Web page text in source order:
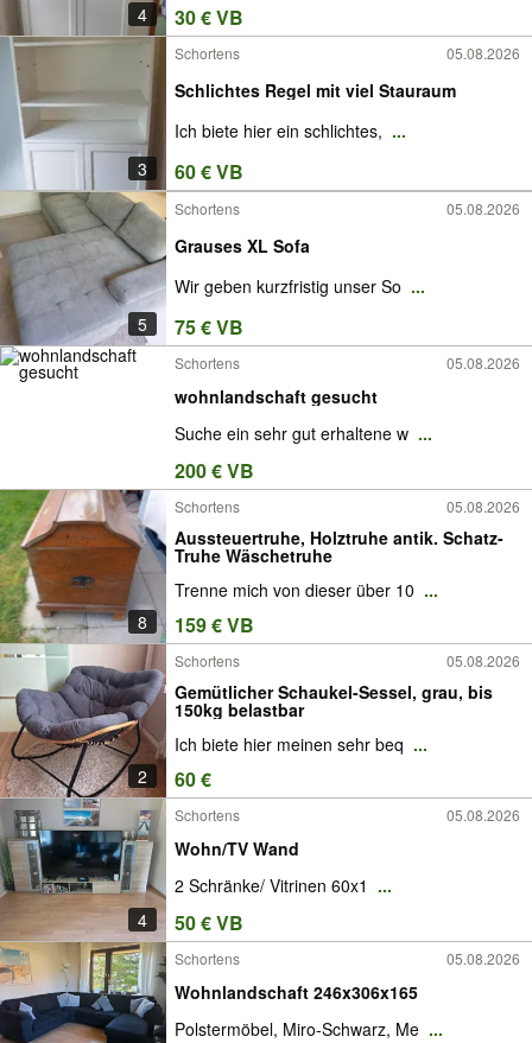
4 30 € VB
3
Schortens 05.08.2026
Schlichtes Regel mit viel Stauraum
Ich biete hier ein schlichtes, ...
60 € VB
5
Schortens 05.08.2026
Grauses XL Sofa
Wir geben kurzfristig unser So ...
75 € VB
Schortens 05.08.2026
wohnlandschaft gesucht
Suche ein sehr gut erhaltene w ...
200 € VB
8
Schortens 05.08.2026
Aussteuertruhe, Holztruhe antik. Schatz-
Truhe Wäschetruhe
Trenne mich von dieser über 10 ...
159 € VB
2
Schortens 05.08.2026
Gemütlicher Schaukel-Sessel, grau, bis
150kg belastbar
Ich biete hier meinen sehr beq ...
60 €
4
Schortens 05.08.2026
Wohn/TV Wand
2 Schränke/ Vitrinen 60x1 ...
50 € VB
Schortens 05.08.2026
Wohnlandschaft 246x306x165
Polstermöbel, Miro-Schwarz, Me ...